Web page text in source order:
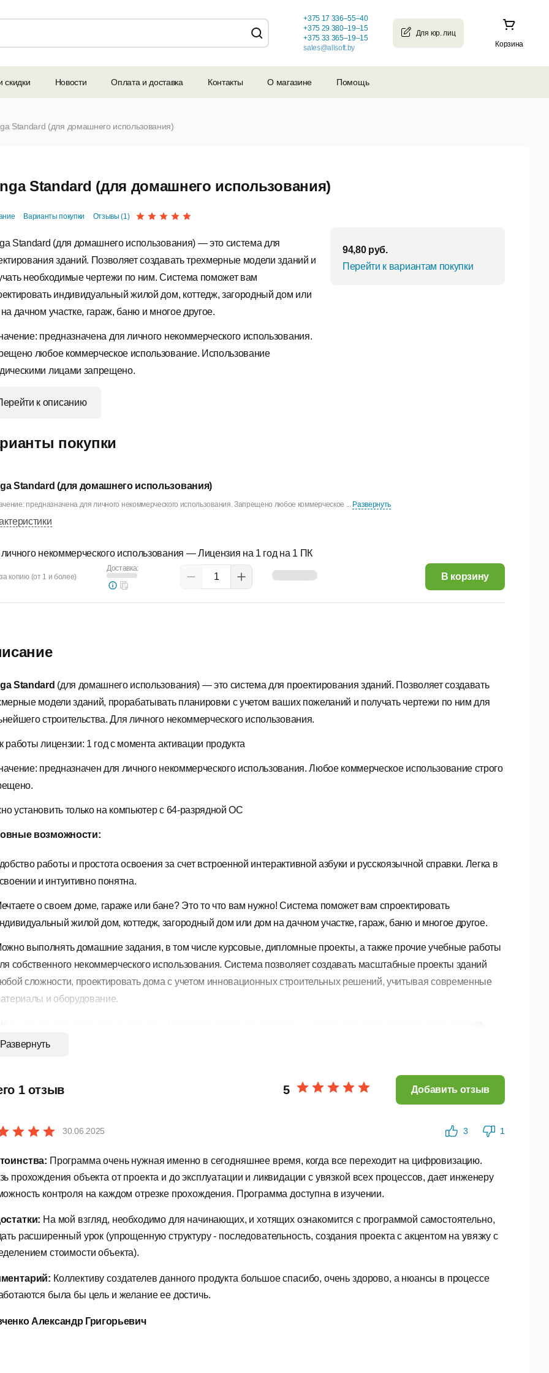
Корзина
+375 17 336–55–40
+375 29 380–19–15
+375 33 365–19–15
sales@allsoft.by
скидки Новости Оплата и доставка Контакты О магазине Помощь
Standard (для домашнего использования)
Standard (для домашнего использования)
Варианты покупки Отзывы (1)
Standard (для домашнего использования) — это система для
зданий. Позволяет создавать трехмерные модели зданий и
необходимые чертежи по ним. Система поможет вам
индивидуальный жилой дом, коттедж, загородный дом или
дачном участке, гараж, баню и многое другое.
предназначена для личного некоммерческого использования.
любое коммерческое использование. Использование
лицами запрещено.
к описанию
94,80руб.
Перейти к вариантам покупки
Standard (для домашнего использования) — это система для проектирования зданий. Позволяет создавать
модели зданий, прорабатывать планировки с учетом ваших пожеланий и получать чертежи по ним для
строительства. Для личного некоммерческого использования.
работы лицензии: 1 год с момента активации продукта
предназначен для личного некоммерческого использования. Любое коммерческое использование строго
установить только на компьютер с 64-разрядной ОС
возможности:
работы и простота освоения за счет встроенной интерактивной азбуки и русскоязычной справки. Легка в
и интуитивно понятна.
о своем доме, гараже или бане? Это то что вам нужно! Система поможет вам спроектировать
жилой дом, коттедж, загородный дом или дом на дачном участке, гараж, баню и многое другое.
выполнять домашние задания, в том числе курсовые, дипломные проекты, а также прочие учебные работы
собственного некоммерческого использования. Система позволяет создавать масштабные проекты зданий
сложности, проектировать дома с учетом инновационных строительных решений, учитывая современные
и оборудование.
осваивают даже дети от 6ти лет. Программа помогает развивать у детей пространственное воображение,
их изобретать и проектировать.
крыша, окно, дверь, даже не имеющий строительного образования человек сможет создать 3D-модель
режим:
знакомства с системой встроен ознакомительный режим – 30 дней, который позволит вам оценить
системы. Кроме этого, имеется справка, которая не просто поможет вам сориентироваться в системе, но
тестовый проект для лучшего понимания работы в 3D.
возможности:
для моделирования здания
проекта в формате RNP
с шаблоном проекта в формате RNT
из DWG/DXF и PDF
Развернуть
покупки
Standard (для домашнего использования)
предназначена для личного некоммерческого использования. Запрещено любое коммерческое ... Развернуть
некоммерческого использования — Лицензия на 1 год на 1 ПК
копию (от 1 и более)
Доставка:
94,80 руб. В корзину
1 отзыв 5 Добавить отзыв
30.06.2025 3 1
Программа очень нужная именно в сегодняшнее время, когда все переходит на цифровизацию.
прохождения объекта от проекта и до эксплуатации и ликвидации с увязкой всех процессов, дает инженеру
контроля на каждом отрезке прохождения. Программа доступна в изучении.
На мой взгляд, необходимо для начинающих, и хотящих ознакомится с программой самостоятельно,
расширенный урок (упрощенную структуру - последовательность, создания проекта с акцентом на увязку с
стоимости объекта).
Коллективу создателев данного продукта большое спасибо, очень здорово, а нюансы в процессе
была бы цель и желание ее достичь.
Александр Григорьевич